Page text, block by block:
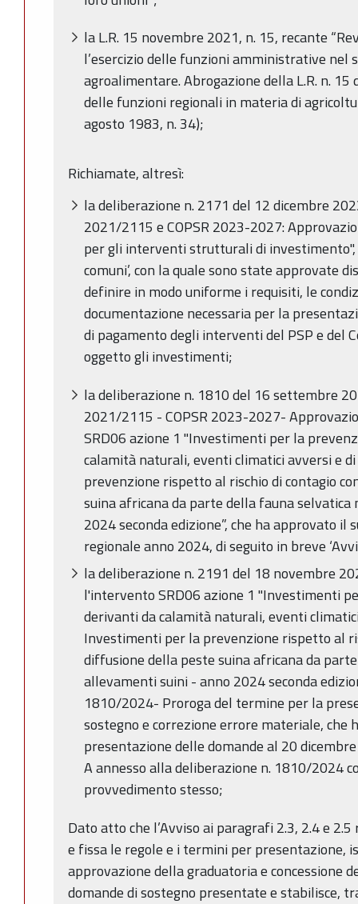
la L.R. 15 novembre 2021, n. 15, recante
l’esercizio delle funzioni amministrative nel
agroalimentare. Abrogazione della L.R. n. 15
delle funzioni regionali in materia di
agosto 1983, n. 34);
Richiamate, altresì:
la deliberazione n. 2171 del 12 dicembre
2021/2115 e COPSR 2023-2027:
per gli interventi strutturali di investimento",
comuni’, con la quale sono state approvate
definire in modo uniforme i requisiti, le
documentazione necessaria per la
di pagamento degli interventi del PSP e del
oggetto gli investimenti;
la deliberazione n. 1810 del 16 settembre
2021/2115 - COPSR 2023-2027-
SRD06 azione 1 "Investimenti per la
calamità naturali, eventi climatici avversi e
prevenzione rispetto al rischio di contagio
suina africana da parte della fauna
2024 seconda edizione”, che ha approvato il
regionale anno 2024, di seguito in breve
la deliberazione n. 2191 del 18 novembre
l'intervento SRD06 azione 1 "Investimenti
derivanti da calamità naturali, eventi
Investimenti per la prevenzione rispetto al
diffusione della peste suina africana da
allevamenti suini - anno 2024 seconda
1810/2024- Proroga del termine per la
sostegno e correzione errore materiale, che
presentazione delle domande al 20
A annesso alla deliberazione n. 1810/2024
provvedimento stesso;
Dato atto che l’Avviso ai paragrafi 2.3, 2.4 e
e fissa le regole e i termini per presentazione,
approvazione della graduatoria e concessione
domande di sostegno presentate e stabilisce,